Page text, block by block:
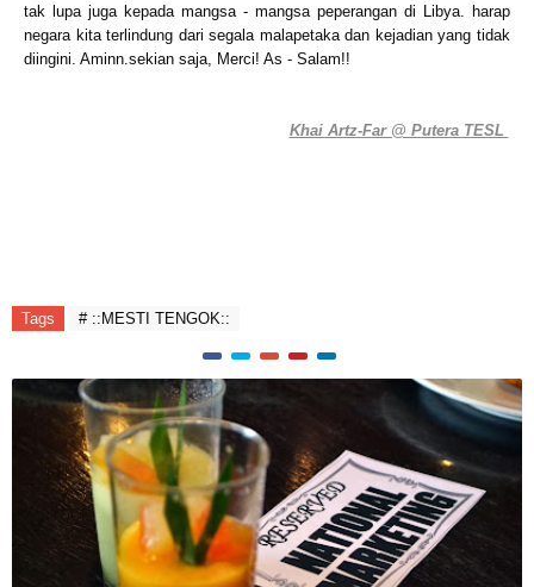
tak lupa juga kepada mangsa - mangsa peperangan di Libya. harap
negara kita terlindung dari segala malapetaka dan kejadian yang tidak
diingini. Aminn.sekian saja, Merci! As - Salam!!
Khai Artz-Far @ Putera TESL
Tags # ::MESTI TENGOK::